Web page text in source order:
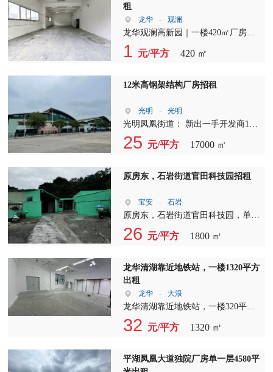
越、交通通畅，招工留人轻松，适合
生产加工、组装装配、电商仓储、物
流配送、展厅办公、轻污染行业等各
类业态，通用性极强！ 配套成熟、
水电齐全、现成可用，入驻即可投
租
龙华 - 观澜
龙华观澜高新园｜一楼420㎡厂房出
租 稀缺一楼现房，格局方正 带两间
独立办公室，水电齐全 办公生产分
仓储、轻加工 园区形象好，货车进
1 元/平方 420 ㎡
12米高钢架结构厂房招租
光明 - 光明
光明凤凰街道： 新出一手开发商12
米高钢构厂房，EF两栋12000平，另
有D栋5000平，共17000平，可以分
好。
25 元/平方 17000 ㎡
原房东，石岩街道官田科技园招租
宝安 - 石岩
原房东，石岩街道官田科技园，单一
层钢构1800平，租金19.9元，实际面
积出，高7米，6号地铁口，合同3-6
26 元/平方 1800 ㎡
龙华清湖靠近地铁站，一楼1320平方
出租
龙华 - 大浪
龙华清湖靠近地铁站，一楼320平方
厂房出租，现成的阁楼办公室，大开
间仓库，层高5米，水电齐全，
32 元/平方 1320 ㎡
平湖凤凰大道独院厂房单一层4580平